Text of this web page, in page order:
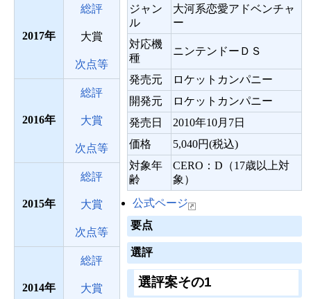
2017
総評
大賞
次点等
2016
総評
大賞
次点等
2015
総評
大賞
次点等
2014
総評
大賞
ジャン
ル
大河系恋愛アドベンチャ
ー
対応機
種
ニンテンドーＤＳ
発売元
ロケットカンパニー
開発元
ロケットカンパニー
発売日
2010年10月7日
価格
5,040円(税込)
対象年
齢
CERO：D（17歳以上対
象）
公式ページ
要点
選評
選評案その1